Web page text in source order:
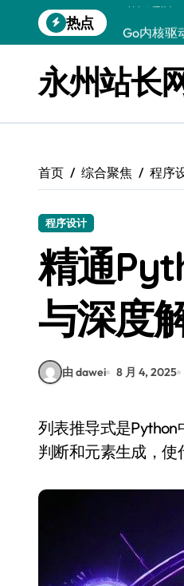
到
热点
Go内核
开发资讯
Windows
云安全护
弹性计算
Windows
永州站长
首页 综合聚焦 程序
程序设计
精通
与深度
由 dawei 8 月 4, 2025
列表推导式是Python中一种简洁且高效的创建列表的方式。它通过一行代码即可完成遍历、条件
判断和元素生成，使